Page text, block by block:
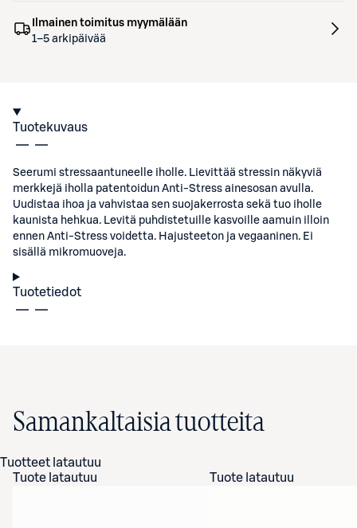
Ilmainen toimitus myymälään
1–5 arkipäivää
Tuotekuvaus
Seerumi stressaantuneelle iholle. Lievittää stressin näkyviä
merkkejä iholla patentoidun Anti-Stress ainesosan avulla.
Uudistaa ihoa ja vahvistaa sen suojakerrosta sekä tuo iholle
kaunista hehkua. Levitä puhdistetuille kasvoille aamuin illoin
ennen Anti-Stress voidetta. Hajusteeton ja vegaaninen. Ei
sisällä mikromuoveja.
Tuotetiedot
Samankaltaisia tuotteita
Tuotteet latautuu
Tuote latautuu
Tuote latautuu